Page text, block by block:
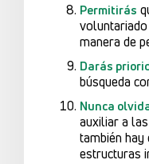
Permitirás
manera de
Darás
búsqueda
Nunca
auxiliar a
también
estructuras